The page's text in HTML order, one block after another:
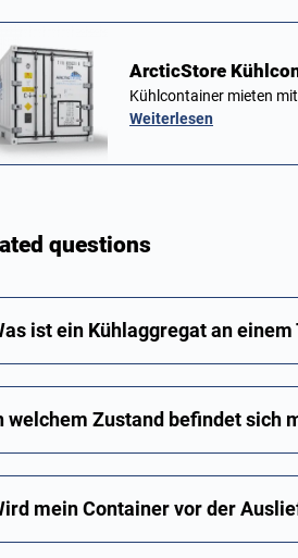
ArcticStore
Kühlcontainer mieten
Weiterlesen
questions
ist ein Kühlaggregat an
welchem Zustand befindet sich
mein Container vor der